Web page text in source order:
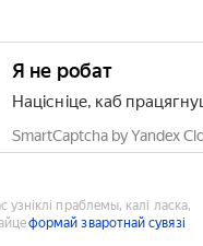
Я не робат
Націсніце, каб
SmartCaptcha by Yandex
узніклі праблемы, калі ласка,
формай зваротнай сувязі